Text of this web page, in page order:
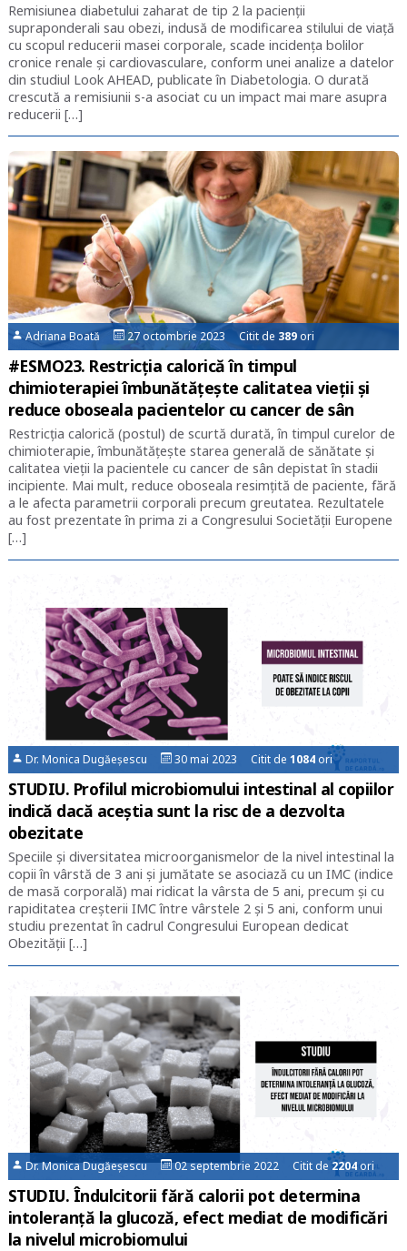
Remisiunea diabetului zaharat de tip 2 la pacienții
supraponderali sau obezi, indusă de modificarea stilului de viață
cu scopul reducerii masei corporale, scade incidența bolilor
cronice renale și cardiovasculare, conform unei analize a datelor
din studiul Look AHEAD, publicate în Diabetologia. O durată
crescută a remisiunii s-a asociat cu un impact mai mare asupra
reducerii […]
Adriana Boată 27 octombrie 2023 Citit de 389ori
#ESMO23. Restricția calorică în timpul
chimioterapiei îmbunătățește calitatea vieții și
reduce oboseala pacientelor cu cancer de sân
Restricția calorică (postul) de scurtă durată, în timpul curelor de
chimioterapie, îmbunătățește starea generală de sănătate și
calitatea vieții la pacientele cu cancer de sân depistat în stadii
incipiente. Mai mult, reduce oboseala resimțită de paciente, fără
a le afecta parametrii corporali precum greutatea. Rezultatele
au fost prezentate în prima zi a Congresului Societății Europene
[…]
Dr. Monica Dugăeșescu 30 mai 2023 Citit de1084 ori
STUDIU. Profilul microbiomului intestinal al copiilor
indică dacă aceștia sunt la risc de a dezvolta
obezitate
Speciile și diversitatea microorganismelor de la nivel intestinal la
copii în vârstă de 3 ani și jumătate se asociază cu un IMC (indice
de masă corporală) mai ridicat la vârsta de 5 ani, precum și cu
rapiditatea creșterii IMC între vârstele 2 și 5 ani, conform unui
studiu prezentat în cadrul Congresului European dedicat
Obezității […]
Dr. Monica Dugăeșescu 02 septembrie 2022 Citit de2204ori
STUDIU. Îndulcitorii fără calorii pot determina
intoleranță la glucoză, efect mediat de modificări
la nivelul microbiomului